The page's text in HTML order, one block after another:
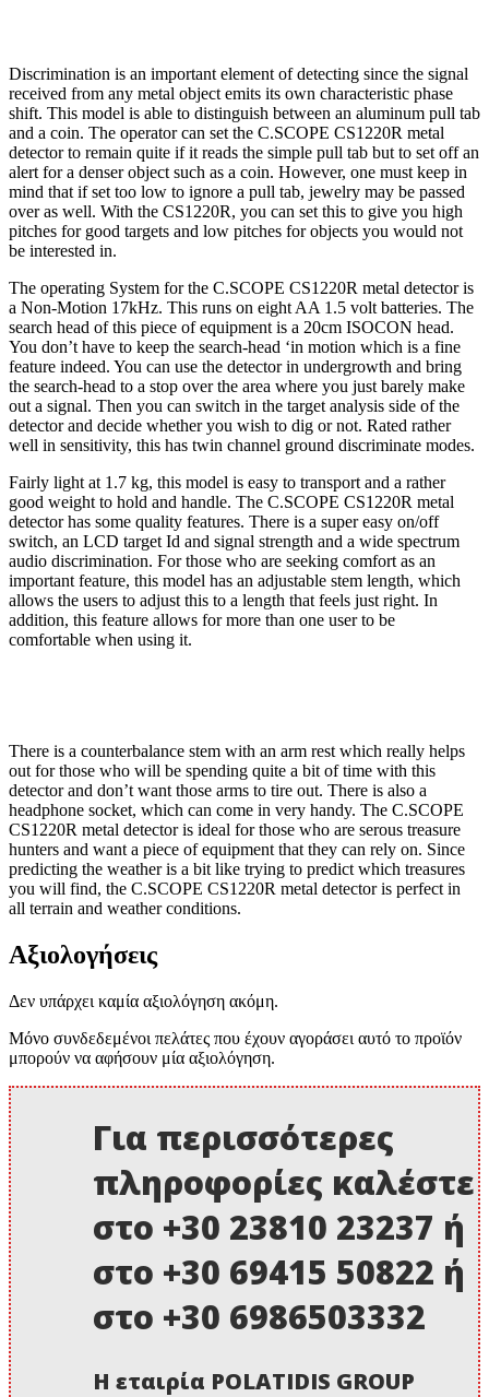
Discrimination is an important element of detecting since the signal
received from any metal object emits its own characteristic phase
shift. This model is able to distinguish between an aluminum pull tab
and a coin. The operator can set the C.SCOPE CS1220R metal
detector to remain quite if it reads the simple pull tab but to set off an
alert for a denser object such as a coin. However, one must keep in
mind that if set too low to ignore a pull tab, jewelry may be passed
over as well. With the CS1220R, you can set this to give you high
pitches for good targets and low pitches for objects you would not
be interested in.
The operating System for the C.SCOPE CS1220R metal detector is
a Non-Motion 17kHz. This runs on eight AA 1.5 volt batteries. The
search head of this piece of equipment is a 20cm ISOCON head.
You don’t have to keep the search-head ‘in motion which is a fine
feature indeed. You can use the detector in undergrowth and bring
the search-head to a stop over the area where you just barely make
out a signal. Then you can switch in the target analysis side of the
detector and decide whether you wish to dig or not. Rated rather
well in sensitivity, this has twin channel ground discriminate modes.
Fairly light at 1.7 kg, this model is easy to transport and a rather
good weight to hold and handle. The C.SCOPE CS1220R metal
detector has some quality features. There is a super easy on/off
switch, an LCD target Id and signal strength and a wide spectrum
audio discrimination. For those who are seeking comfort as an
important feature, this model has an adjustable stem length, which
allows the users to adjust this to a length that feels just right. In
addition, this feature allows for more than one user to be
comfortable when using it.
There is a counterbalance stem with an arm rest which really helps
out for those who will be spending quite a bit of time with this
detector and don’t want those arms to tire out. There is also a
headphone socket, which can come in very handy. The C.SCOPE
CS1220R metal detector is ideal for those who are serous treasure
hunters and want a piece of equipment that they can rely on. Since
predicting the weather is a bit like trying to predict which treasures
you will find, the C.SCOPE CS1220R metal detector is perfect in
all terrain and weather conditions.
Αξιολογήσεις
Δεν υπάρχει καμία αξιολόγηση ακόμη.
Μόνο συνδεδεμένοι πελάτες που έχουν αγοράσει αυτό το προϊόν
μπορούν να αφήσουν μία αξιολόγηση.
Για περισσότερες
πληροφορίες καλέστε
στο +30 23810 23237 ή
στο +30 69415 50822 ή
στο +30 6986503332
Η εταιρία POLATIDIS GROUP